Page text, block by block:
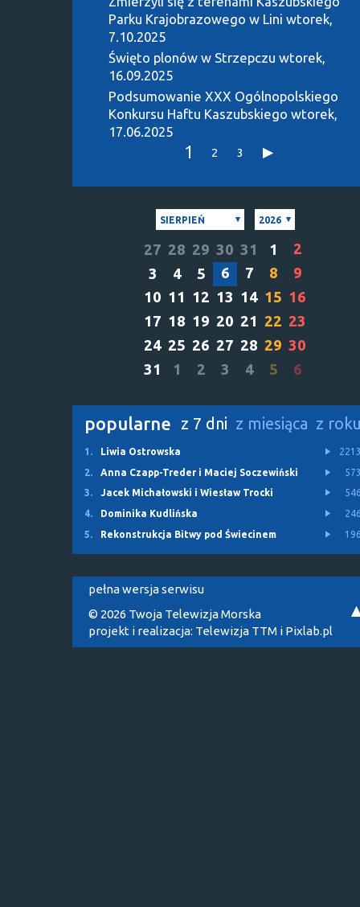
Parku Krajobrazowego w Lini wtorek,
7.10.2025
Święto plonów w Strzepczu wtorek,
16.09.2025
Podsumowanie XXX Ogólnopolskiego
Konkursu Haftu Kaszubskiego wtorek,
17.06.2025
1 2 3
SIERPIEŃ 2026
27 28 29 30 31 1
2
3
4 5 6 7 8
9
10 11 12 13 14 15 16
17 18 19 20 21 22 23
24 25 26 27 28 29 30
31
1 2 3 4 5 6
popularne z 7 dni z miesiąca z
1. Liwia Ostrowska
2.
Anna Czapp-Treder i Maciej Soczewiński
3.
Jacek Michałowski i Wiesław Trocki
4.
Dominika Kudlińska
5.
Rekonstrukcja Bitwy pod Świecinem
pełna wersja serwisu
© 2026 Twoja Telewizja Morska
projekt i realizacja: Telewizja TTM i Pixlab.pl